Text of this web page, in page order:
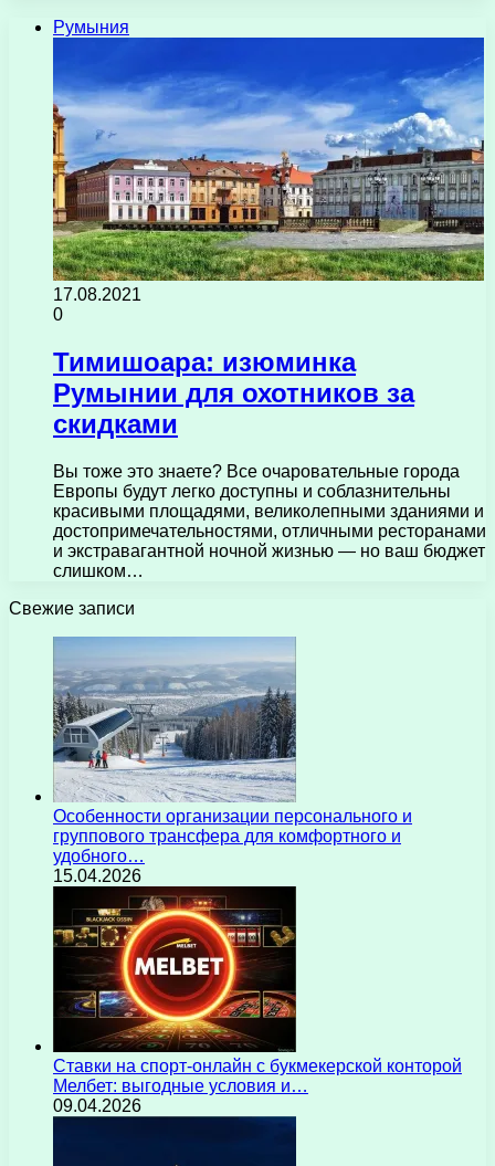
Румыния
17.08.2021
0
Тимишоара: изюминка
Румынии для охотников за
скидками
Вы тоже это знаете? Все очаровательные города
Европы будут легко доступны и соблазнительны
красивыми площадями, великолепными зданиями и
достопримечательностями, отличными ресторанами
и экстравагантной ночной жизнью — но ваш бюджет
слишком…
Свежие записи
Особенности организации персонального и
группового трансфера для комфортного и
удобного…
15.04.2026
Ставки на спорт-онлайн с букмекерской конторой
Мелбет: выгодные условия и…
09.04.2026